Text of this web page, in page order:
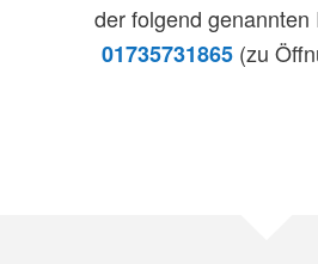
der folgend genannten
01735731865 (zu